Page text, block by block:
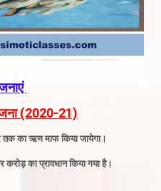
(2020-21)
तक का ऋण माफ किया जायेगा।
का प्रावधान किया गया है।